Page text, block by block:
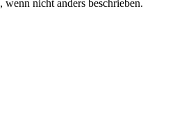
, wenn nicht anders beschrieben.